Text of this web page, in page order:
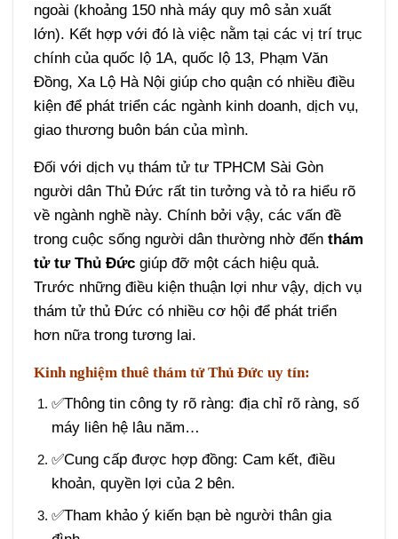
ngoài (khoảng 150 nhà máy quy mô sản xuất
lớn). Kết hợp với đó là việc nằm tại các vị trí trục
chính của quốc lộ 1A, quốc lộ 13, Phạm Văn
Đồng, Xa Lộ Hà Nội giúp cho quận có nhiều điều
kiện để phát triển các ngành kinh doanh, dịch vụ,
giao thương buôn bán của mình.
Đối vớidịch vụ thám tử tư TPHCM Sài Gòn
người dân Thủ Đức rất tin tưởng và tỏ ra hiểu rõ
về ngành nghề này. Chính bởi vậy, các vấn đề
trong cuộc sống người dân thường nhờ đếnthám
tử tư Thủ Đức giúp đỡ một cách hiệu quả.
Trước những điều kiện thuận lợi như vậy, dịch vụ
thám tử thủ Đức có nhiều cơ hội để phát triển
hơn nữa trong tương lai.
Kinh nghiệm thuê thám tử Thủ Đức uy tín:
✅Thông tin công ty rõ ràng: địa chỉ rõ ràng, số
máy liên hệ lâu năm…
✅Cung cấp được hợp đồng: Cam kết, điều
khoản, quyền lợi của 2 bên.
✅Tham khảo ý kiến bạn bè người thân gia